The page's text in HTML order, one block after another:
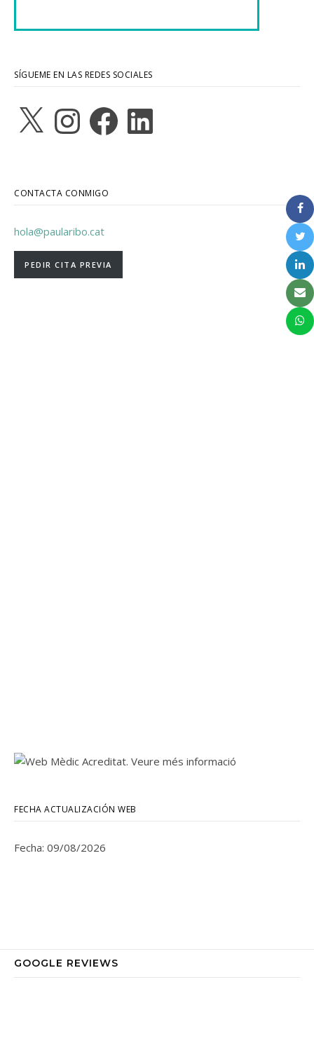
SÍGUEME EN LAS REDES SOCIALES
X InstagramFacebookLinkedIn
CONTACTA CONMIGO
hola@paularibo.cat
PEDIR CITA PREVIA
FECHA ACTUALIZACIÓN WEB
Fecha: 09/08/2026
GOOGLE REVIEWS